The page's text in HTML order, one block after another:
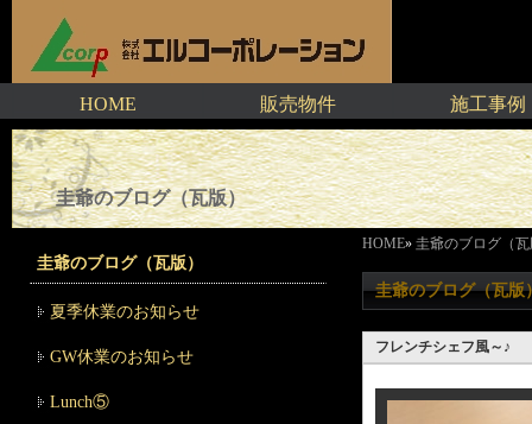
HOME 販売物件 施工事例
圭爺のブログ（瓦版）
HOME» 圭爺のブログ（
圭爺のブログ（瓦版
フレンチシェフ風～♪
圭爺のブログ（瓦版）
夏季休業のお知らせ
GW休業のお知らせ
Lunch⑤